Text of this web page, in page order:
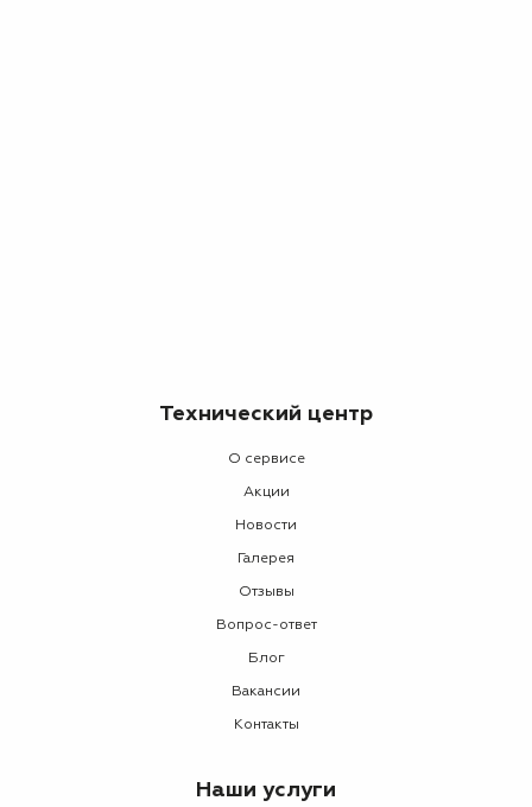
Технический центр
О сервисе
Акции
Новости
Галерея
Отзывы
Вопрос-ответ
Блог
Вакансии
Контакты
Наши услуги